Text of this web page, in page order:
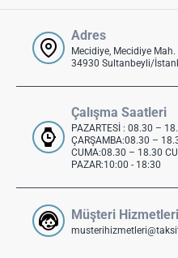
Adres
Mecidiye, Mecidiye
34930 Sultanbeyli/
Çalışma Saatleri
PAZARTESİ : 08.30 –
ÇARŞAMBA:08.30 –
CUMA:08.30 – 18.30
PAZAR:10:00 - 18:30
Müşteri Hizmetleri